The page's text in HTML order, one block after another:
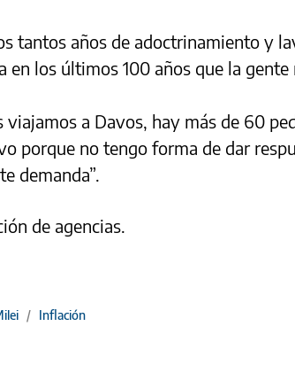
tantos años de adoctrinamiento y
en los últimos 100 años que la gente
viajamos a Davos, hay más de 60
porque no tengo forma de dar
demanda”.
de agencias.
/ Inflación